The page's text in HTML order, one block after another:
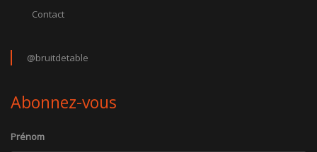
Contact
@bruitdetable
Abonnez-vous
Prénom